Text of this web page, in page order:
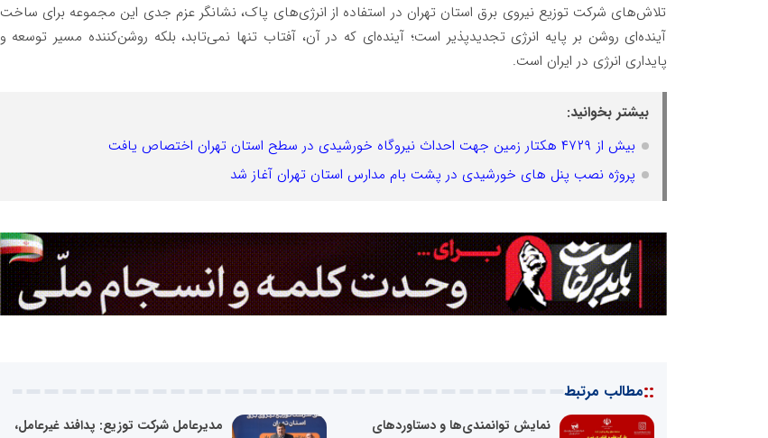
تلاش‌های شرکت توزیع نیروی برق استان تهران در استفاده از انرژی‌های پاک، نشانگر عزم جدی این مجموعه برای ساخت
آینده‌ای روشن بر پایه انرژی تجدیدپذیر است؛ آینده‌ای که در آن، آفتاب تنها نمی‌تابد، بلکه روشن‌کننده مسیر توسعه و
پایداری انرژی در ایران است.
بیشتر بخوانید:
بیش از ۴۷۲۹ هکتار زمین جهت احداث نیروگاه‌ خورشیدی در سطح استان تهران اختصاص یافت
پروژه نصب پنل های خورشیدی در پشت بام مدارس استان تهران آغاز شد
::مطالب مرتبط
نمایش توانمندی‌ها و دستاوردهای
مدیرعامل شرکت توزیع: پدافند غیرعامل،